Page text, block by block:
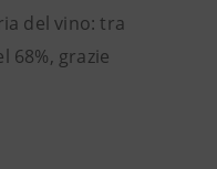
del vino: tra
68%, grazie